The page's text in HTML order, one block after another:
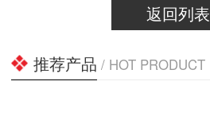
返回列表
推荐产品 / HOT PRODUCT